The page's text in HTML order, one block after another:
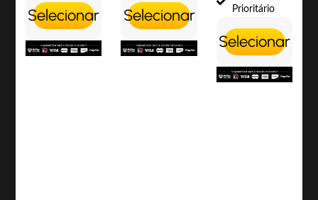
Selecionar Selecionar
Prioritário
Selecionar